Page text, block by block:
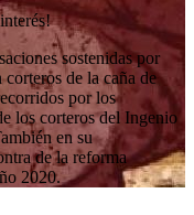
sostenidas por
de la caña de
por los
los corteros del Ingenio
en su
de la reforma
2020.